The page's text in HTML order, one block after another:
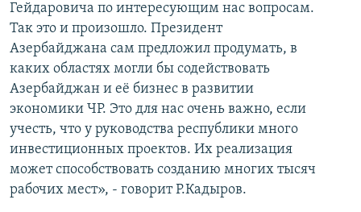
Гейдаровича по интересующим нас вопросам.
Так это и произошло. Президент
Азербайджана сам предложил продумать, в
каких областях могли бы содействовать
Азербайджан и её бизнес в развитии
экономики ЧР. Это для нас очень важно, если
учесть, что у руководства республики много
инвестиционных проектов. Их реализация
может способствовать созданию многих тысяч
рабочих мест», - говорит Р.Кадыров.